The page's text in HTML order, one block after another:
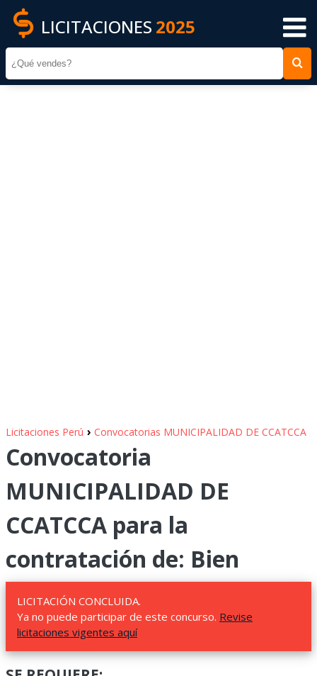
LICITACIONES 2025
Licitaciones Perú › Convocatorias MUNICIPALIDAD DE CCATCCA
Convocatoria
MUNICIPALIDAD DE
CCATCCA para la
contratación de: Bien
LICITACIÓN CONCLUIDA.
Ya no puede participar de este concurso. Revise
licitaciones vigentes aquí